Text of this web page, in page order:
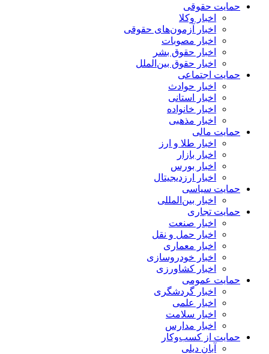
حمایت حقوقی
اخبار وکلا
اخبار آزمون‌های حقوقی
اخبار مصوبات
اخبار حقوق بشر
اخبار حقوق بین‌الملل
حمایت اجتماعی
اخبار حوادث
اخبار استانی
اخبار خانواده
اخبار مذهبی
حمایت مالی
اخبار طلا و ارز
اخبار بازار
اخبار بورس
اخبار ارزدیجیتال
حمایت سیاسی
اخبار بین‌المللی
حمایت تجاری
اخبار صنعت
اخبار حمل و نقل
اخبار معماری
اخبار خودروسازی
اخبار کشاورزی
حمایت عمومی
اخبار گردشگری
اخبار علمی
اخبار سلامت
اخبار مدارس
حمایت از کسب‌وکار
آبان دیلی